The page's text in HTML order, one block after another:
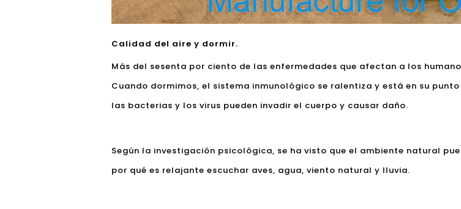
Calidad del aire y dormir.
Más del sesenta por ciento de las enfermedades que afectan a los
Cuando dormimos, el sistema inmunológico se ralentiza y está en su
las bacterias y los virus pueden invadir el cuerpo y causar daño.
Según la investigación psicológica, se ha visto que el ambiente natural
por qué es relajante escuchar aves, agua, viento natural y lluvia.